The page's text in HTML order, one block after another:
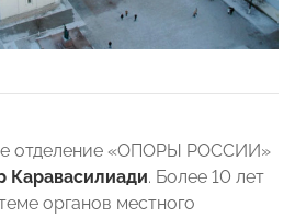
отделение «ОПОРЫ РОССИИ»
Каравасилиади. Более 10 лет
органов местного